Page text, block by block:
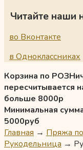
Читайте наши
во Вконтакте
в Одноклассниках
Корзина по
пересчитывается
больше 8000р
Минимальная
5000руб
Главная → Пряжа
Рукодельница →